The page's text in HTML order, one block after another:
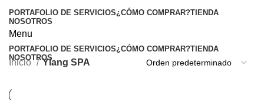
PORTAFOLIO DE SERVICIOS¿CÓMO COMPRAR?TIENDA
NOSOTROS
Menu
PORTAFOLIO DE SERVICIOS¿CÓMO COMPRAR?TIENDA
NOSOTROS
Inicio Ylang SPA